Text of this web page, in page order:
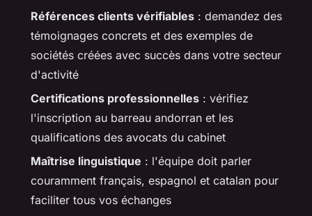
Références clients vérifiables : demandez des
témoignages concrets et des exemples de
sociétés créées avec succès dans votre secteur
d'activité
Certifications professionnelles : vérifiez
l'inscription au barreau andorran et les
qualifications des avocats du cabinet
Maîtrise linguistique : l'équipe doit parler
couramment français, espagnol et catalan pour
faciliter tous vos échanges